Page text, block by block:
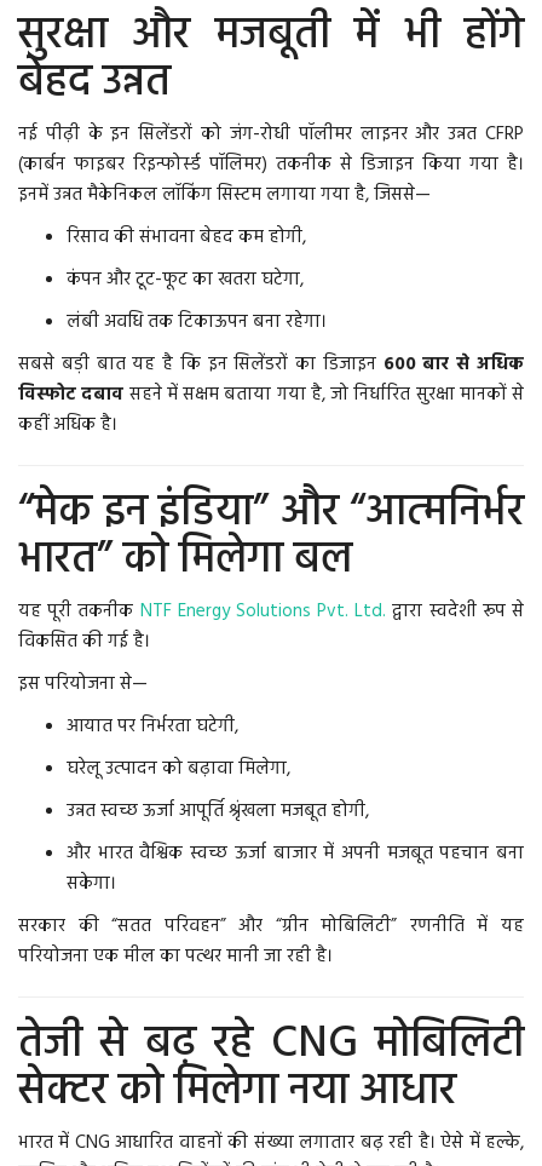
सुरक्षा और मजबूती में भी होंगे
बेहद उन्नत
नई पीढ़ी के इन सिलेंडरों को जंग-रोधी पॉलीमर लाइनर और उन्नत CFRP
(कार्बन फाइबर रिइन्फोर्स्ड पॉलिमर) तकनीक से डिजाइन किया गया है।
इनमें उन्नत मैकेनिकल लॉकिंग सिस्टम लगाया गया है, जिससे—
रिसाव की संभावना बेहद कम होगी,
कंपन और टूट-फूट का खतरा घटेगा,
लंबी अवधि तक टिकाऊपन बना रहेगा।
सबसे बड़ी बात यह है कि इन सिलेंडरों का डिजाइन 600 बार से अधिक
विस्फोट दबाव सहने में सक्षम बताया गया है, जो निर्धारित सुरक्षा मानकों से
कहीं अधिक है।
“मेक इन इंडिया” और “आत्मनिर्भर
भारत” को मिलेगा बल
यह पूरी तकनीक NTF Energy Solutions Pvt. Ltd. द्वारा स्वदेशी रूप से
विकसित की गई है।
इस परियोजना से—
आयात पर निर्भरता घटेगी,
घरेलू उत्पादन को बढ़ावा मिलेगा,
उन्नत स्वच्छ ऊर्जा आपूर्ति श्रृंखला मजबूत होगी,
और भारत वैश्विक स्वच्छ ऊर्जा बाजार में अपनी मजबूत पहचान बना
सकेगा।
सरकार की “सतत परिवहन” और “ग्रीन मोबिलिटी” रणनीति में यह
परियोजना एक मील का पत्थर मानी जा रही है।
तेजी से बढ़ रहे CNG मोबिलिटी
सेक्टर को मिलेगा नया आधार
भारत में CNG आधारित वाहनों की संख्या लगातार बढ़ रही है। ऐसे में हल्के,